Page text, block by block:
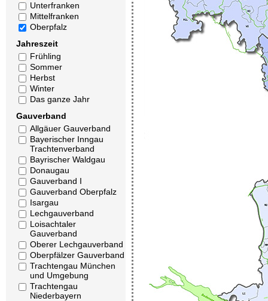
Unterfranken
Mittelfranken
Oberpfalz
Jahreszeit
Frühling
Sommer
Herbst
Winter
Das ganze Jahr
Gauverband
Allgäuer Gauverband
Bayerischer Inngau
Trachtenverband
Bayrischer Waldgau
Donaugau
Gauverband I
Gauverband Oberpfalz
Isargau
Lechgauverband
Loisachtaler
Gauverband
Oberer Lechgauverband
Oberpfälzer Gauverband
Trachtengau München
und Umgebung
Trachtengau
Niederbayern